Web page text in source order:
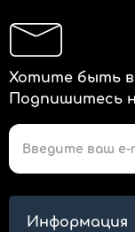
Хотите быть в
Подпишитесь
Информация